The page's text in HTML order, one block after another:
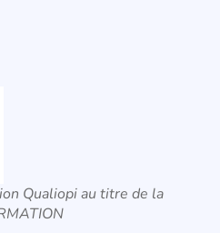
Qualiopi au titre de la